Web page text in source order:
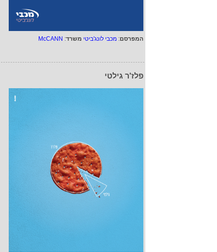
המפרסם: מכבי לונג'ביטי משרד:
McCANN
פלז'ר גילטי